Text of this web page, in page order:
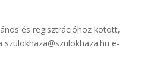
és regisztrációhoz kötött,
e-